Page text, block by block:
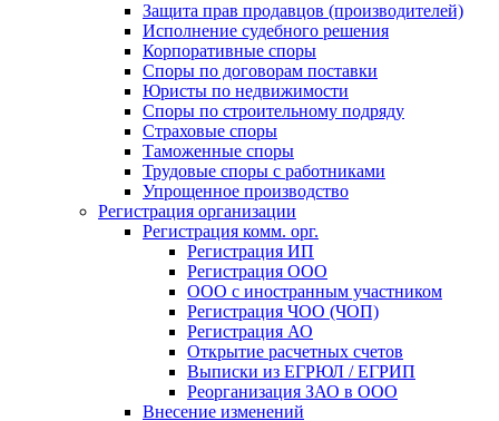
Защита прав продавцов (производителей)
Исполнение судебного решения
Корпоративные споры
Споры по договорам поставки
Юристы по недвижимости
Споры по строительному подряду
Страховые споры
Таможенные споры
Трудовые споры с работниками
Упрощенное производство
Регистрация организации
Регистрация комм. орг.
Регистрация ИП
Регистрация ООО
ООО с иностранным участником
Регистрация ЧОО (ЧОП)
Регистрация АО
Открытие расчетных счетов
Выписки из ЕГРЮЛ / ЕГРИП
Реорганизация ЗАО в ООО
Внесение изменений